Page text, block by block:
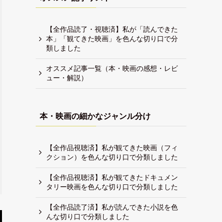
【全作品読了・視聴済】私が「読んできた
本」「観てきた映画」を色んな切り口で分
類しました
オススメ記事一覧（本・映画の感想・レビ
ュー・解説）
本・映画の細かなジャンル分け
【全作品視聴済】私が観てきた映画（フィ
クション）を色んな切り口で分類しました
【全作品視聴済】私が観てきたドキュメン
タリー映画を色んな切り口で分類しました
【全作品読了済】私が読んできた小説を色
んな切り口で分類しました